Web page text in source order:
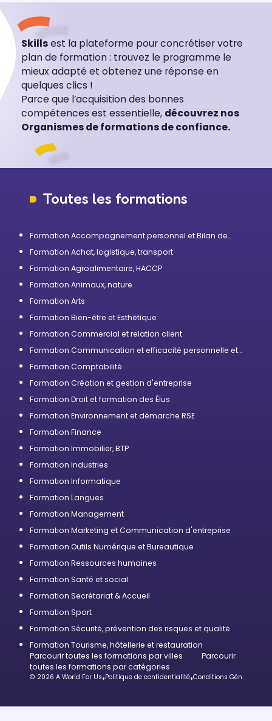
Skillsest la plateforme pour concrétiser votre
plan de formation : trouvez le programme le
mieux adapté et obtenez une réponse en
quelques clics !
Parce que l’acquisition des bonnes
compétences est essentielle, découvrez nos
Organismes de formations de confiance.
Toutes les formations
Formation Accompagnement personnel et Bilan de
Formation Achat, logistique, transport
Formation Agroalimentaire, HACCP
Formation Animaux, nature
Formation Arts
Formation Bien-être et Esthétique
Formation Commercial et relation client
Formation Communication et efficacité personnelle et
Formation Comptabilité
Formation Création et gestion d'entreprise
Formation Droit et formation des Élus
Formation Environnement et démarche RSE
Formation Finance
Formation Immobilier, BTP
Formation Industries
Formation Informatique
Formation Langues
Formation Management
Formation Marketing et Communication d'entreprise
Formation Outils Numérique et Bureautique
Formation Ressources humaines
Formation Santé et social
Formation Secrétariat & Accueil
Formation Sport
Formation Sécurité, prévention des risques et qualité
Formation Tourisme, hôtellerie et restauration
Parcourir toutes les formations par villes
Parcourir
toutes les formations par catégories
© 2026 A World For Us•Politique de confidentialité•Conditions Générales